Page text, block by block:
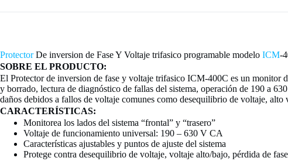
ProtectorDe inversion de Fase Y Voltaje trifasico programable modelo ICM-
SOBRE EL PRODUCTO:
El Protector de inversion de fase y voltaje trifasico ICM-400C es un monitor
y borrado, lectura de diagnóstico de fallas del sistema, operación de 190 a
daños debidos a fallos de voltaje comunes como desequilibrio de voltaje,
CARACTERÍSTICAS:
Monitorea los lados del sistema “frontal” y “trasero”
Voltaje de funcionamiento universal: 190 – 630 V CA
Características ajustables y puntos de ajuste del sistema
Protege contra desequilibrio de voltaje, voltaje alto/bajo, pérdida de